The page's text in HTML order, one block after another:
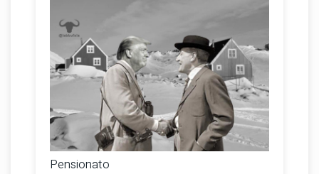
Pensionato